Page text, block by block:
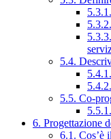
5.4.
5.5. Co-
6. Progettazione
6.1. Cos’è